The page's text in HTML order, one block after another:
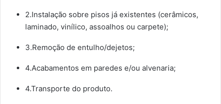
2.Instalação sobre pisos já existentes (cerâmicos,
laminado, vinílico, assoalhos ou carpete);
3.Remoção de entulho/dejetos;
4.Acabamentos em paredes e/ou alvenaria;
4.Transporte do produto.